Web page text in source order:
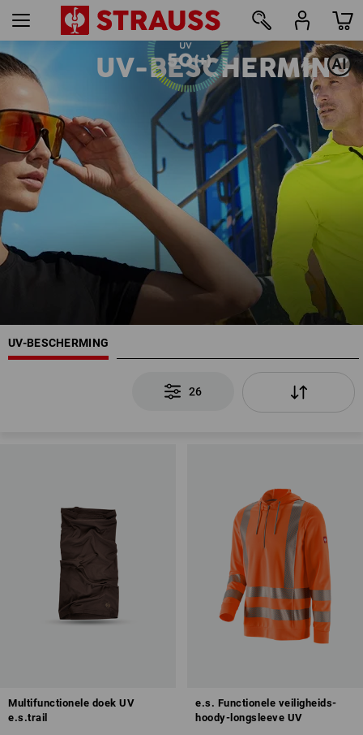
UV-BESCHERMING
UV-BESCHERMING
26
26
Multifunctionele doek UV
e.s.trail
e.s. Functionele veiligheids-
hoody-longsleeve UV